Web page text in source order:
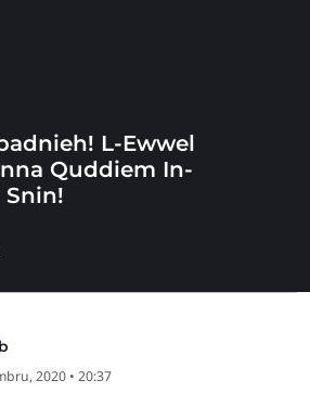
L-Ewwel
Quddiem In-
Snin!
2020 • 20:37